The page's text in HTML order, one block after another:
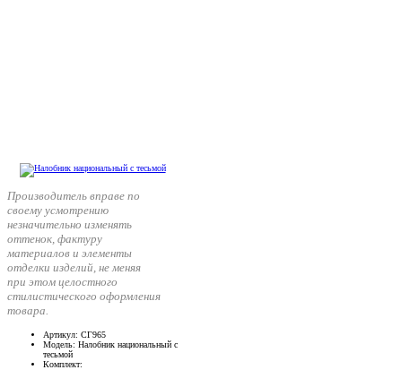
Производитель вправе по
своему усмотрению
незначительно изменять
оттенок, фактуру
материалов и элементы
отделки изделий, не меняя
при этом целостного
стилистического оформления
товара.
Артикул: СГ965
Модель: Налобник национальный с
тесьмой
Комплект: